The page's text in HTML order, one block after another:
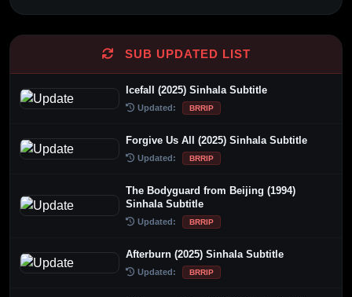
SUB UPDATED LIST
Icefall (2025) Sinhala Subtitle
Updated: BRRIP
Forgive Us All (2025) Sinhala Subtitle
Updated: BRRIP
The Bodyguard from Beijing (1994)
Sinhala Subtitle
Updated: BRRIP
Afterburn (2025) Sinhala Subtitle
Updated: BRRIP